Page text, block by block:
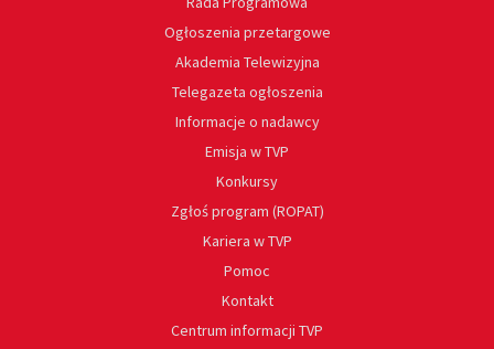
Ogłoszenia przetargowe
Akademia Telewizyjna
Telegazeta ogłoszenia
Informacje o nadawcy
Emisja w TVP
Konkursy
Zgłoś program (ROPAT)
Kariera w TVP
Pomoc
Kontakt
Centrum informacji TVP